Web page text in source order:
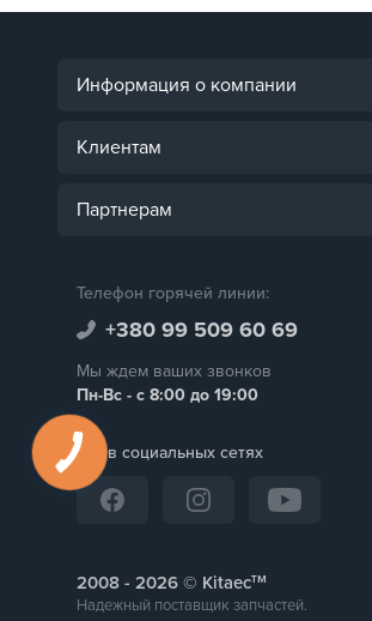
Информация о компании
Клиентам
Партнерам
Телефон горячей линии:
+380 99 509 60 69
Мы ждем ваших звонков
Пн-Вс - с 8:00 до 19:00
Мы в социальных сетях
2008 - © Kitaecтм
Надежный поставщик запчастей.